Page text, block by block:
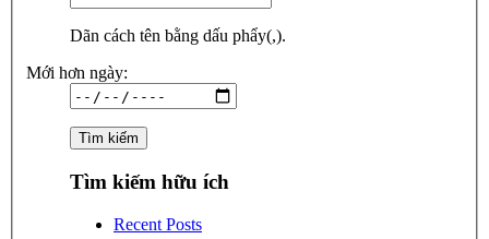
Dãn cách tên bằng dấu phẩy(,).
Mới hơn ngày:
Tìm kiếm hữu ích
Recent Posts